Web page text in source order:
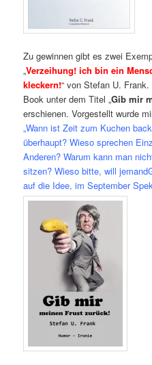
Zu gewinnen gibt es zwei
„Verzeihung! ich bin ein
kleckern!“ von Stefan U.
Book unter dem Titel „Gib mir
erschienen. Vorgestellt wurde
„Wann ist Zeit zum Kuchen
überhaupt? Wieso sprechen
Anderen? Warum kann man
sitzen? Wieso bitte, will
auf die Idee, im September